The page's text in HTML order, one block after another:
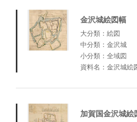
金沢城絵図幅
大分類：絵図
中分類：金沢城
小分類：全域図
資料名：金沢城絵
加賀国金沢城絵